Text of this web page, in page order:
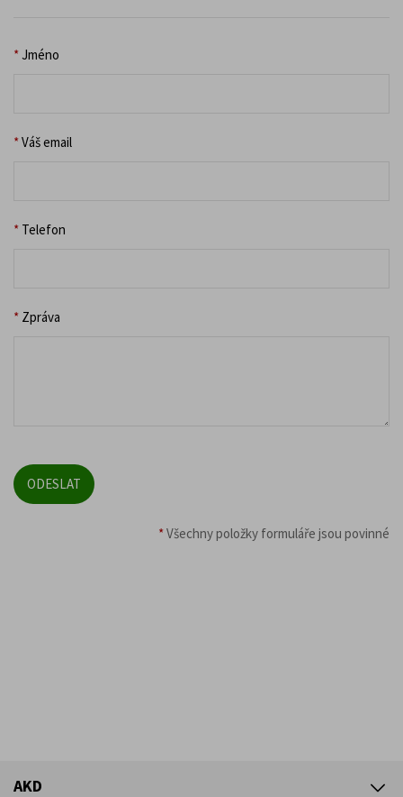
*Jméno
*Váš email
* Telefon
* Zpráva
*Všechny položky formuláře jsou povinné
AKD